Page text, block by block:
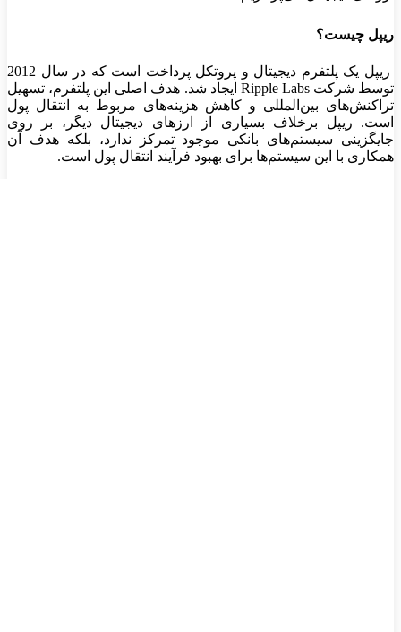
ریپل چیست؟
ریپل یک پلتفرم دیجیتال و پروتکل پرداخت است که در سال 2012
توسط شرکت Ripple Labs ایجاد شد. هدف اصلی این پلتفرم، تسهیل
تراکنش‌های بین‌المللی و کاهش هزینه‌های مربوط به انتقال پول
است. ریپل برخلاف بسیاری از ارزهای دیجیتال دیگر، بر روی
جایگزینی سیستم‌های بانکی موجود تمرکز ندارد، بلکه هدف آن
همکاری با این سیستم‌ها برای بهبود فرآیند انتقال پول است.